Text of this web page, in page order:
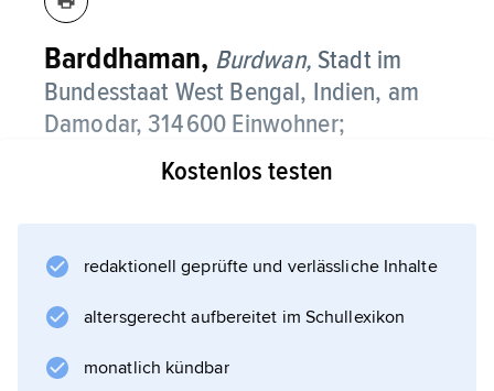
Barddhaman, Burdwan, Stadt im
Bundesstaat West Bengal, Indien, am
Damodar, 314 600 Einwohner;
Universität; Strickwaren- und
Informationen zum Artikel
Kostenlos testen
redaktionell geprüfte und verlässliche Inhalte
altersgerecht aufbereitet im Schullexikon
monatlich kündbar